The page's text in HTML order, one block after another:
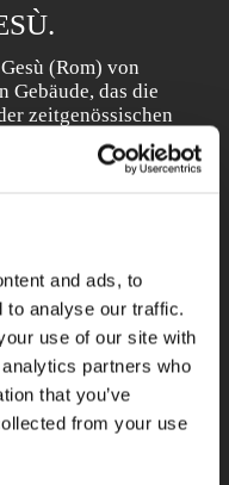
and ads, to
to analyse our traffic.
use of our site with
partners who
that you’ve
from your use
(Rom) von
Gebäude, das die
zeitgenössischen
mystische und
und farbige
Beton in kräftigen
aus
bestehen. Sie
Struktur mit
Es wurde ein
mit zwei
(Clearview) und eine
ins Inneren zu
zu